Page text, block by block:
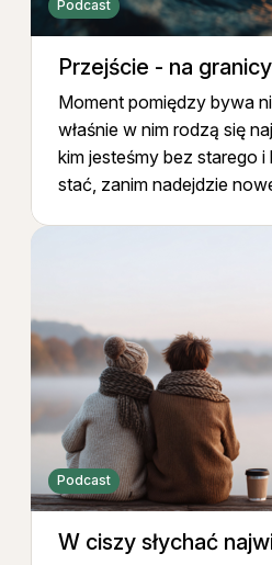
Podcast
Przejście - na
Moment pomiędzy bywa
właśnie w nim rodzą się
kim jesteśmy bez starego i
stać, zanim nadejdzie
Podcast
W ciszy słychać